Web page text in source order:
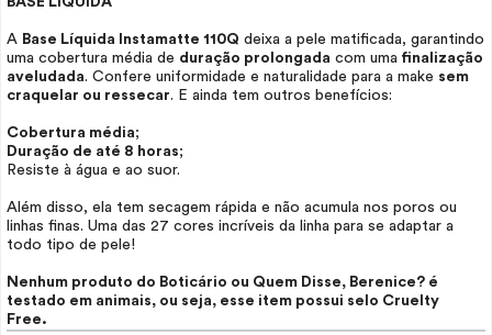
A Base Líquida Instamatte 110Q deixa a pele matificada, garantindo
uma cobertura média de duração prolongada com uma finalização
aveludada. Confere uniformidade e naturalidade para a make sem
craquelar ou ressecar. E ainda tem outros benefícios:
Cobertura média;
Duração de até 8 horas;
Resiste à água e ao suor.
Além disso, ela tem secagem rápida e não acumula nos poros ou
linhas finas. Uma das 27 cores incríveis da linha para se adaptar a
todo tipo de pele!
Nenhum produto do Boticário ou Quem Disse, Berenice? é
testado em animais, ou seja, esse item possui selo Cruelty
Free.